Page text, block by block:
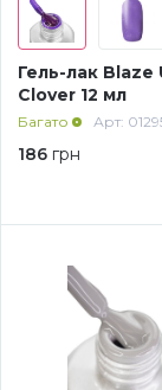
Дезінфекція
Декор для
Трикутники
Наклейки
Втирки
Бульонки
Гель-лак Blaze
Clover 12 мл
Багато Арт:
186 грн